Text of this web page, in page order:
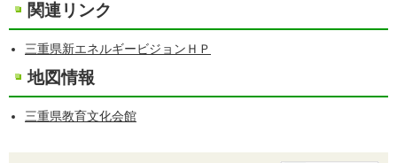
関連リンク
三重県新エネルギービジョンＨＰ
地図情報
三重県教育文化会館